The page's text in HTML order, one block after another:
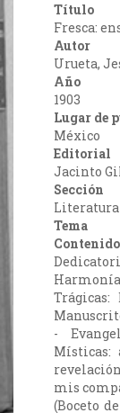
Título
Fresca:
Autor
Urueta,
Año
1903
Lugar de
México
Editorial
Jacinto
Sección
Literatura
Tema
Contenido
Trágicas:
-
Místicas:
mis
(Boceto